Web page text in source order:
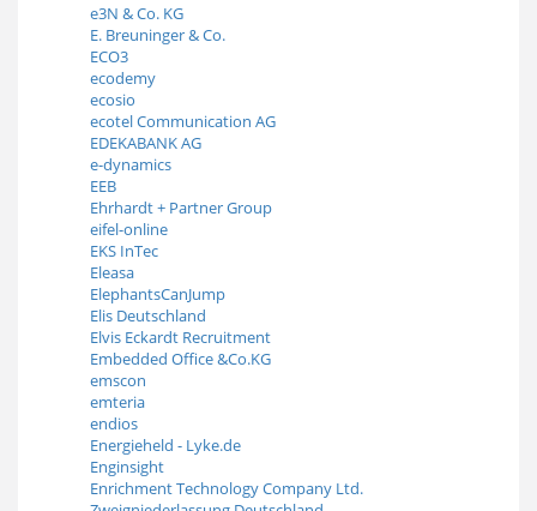
e3N & Co. KG
E. Breuninger & Co.
ECO3
ecodemy
ecosio
ecotel Communication AG
EDEKABANK AG
e-dynamics
EEB
Ehrhardt + Partner Group
eifel-online
EKS InTec
Eleasa
ElephantsCanJump
Elis Deutschland
Elvis Eckardt Recruitment
Embedded Office &Co.KG
emscon
emteria
endios
Energieheld - Lyke.de
Enginsight
Enrichment Technology Company Ltd.